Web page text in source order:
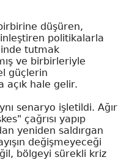
düşüren,
politikalarla
tutmak
ve birbirleriyle
güçlerin
açık hale gelir.
senaryo işletildi. Ağır
çağrısı yapıp
yeniden saldırgan
değişmeyeceği
bölgeyi sürekli kriz